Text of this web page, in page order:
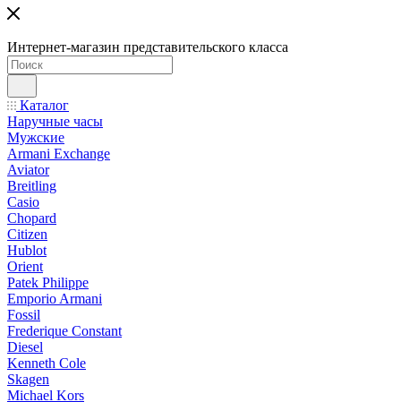
Интернет-магазин представительского класса
Каталог
Наручные часы
Мужские
Armani Exchange
Aviator
Breitling
Casio
Chopard
Citizen
Hublot
Orient
Patek Philippe
Emporio Armani
Fossil
Frederique Constant
Diesel
Kenneth Cole
Skagen
Michael Kors